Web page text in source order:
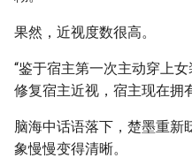
果然，近视度数很高。
“鉴于宿主第一次主动穿上
修复宿主近视，宿主现在拥
脑海中话语落下，楚墨重新
象慢慢变得清晰。